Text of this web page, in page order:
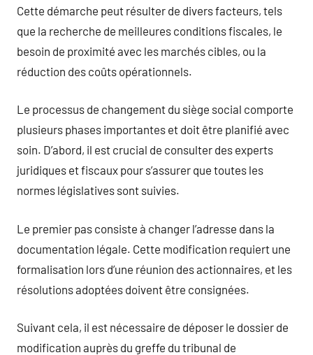
Cette démarche peut résulter de divers facteurs, tels
que la recherche de meilleures conditions fiscales, le
besoin de proximité avec les marchés cibles, ou la
réduction des coûts opérationnels.
Le processus de changement du siège social comporte
plusieurs phases importantes et doit être planifié avec
soin. D’abord, il est crucial de consulter des experts
juridiques et fiscaux pour s’assurer que toutes les
normes législatives sont suivies.
Le premier pas consiste à changer l’adresse dans la
documentation légale. Cette modification requiert une
formalisation lors d’une réunion des actionnaires, et les
résolutions adoptées doivent être consignées.
Suivant cela, il est nécessaire de déposer le dossier de
modification auprès du greffe du tribunal de